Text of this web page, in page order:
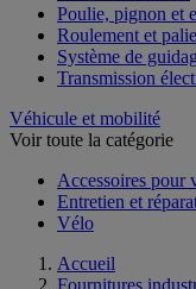
Poulie, pignon et
Roulement et
Système de
Transmission
Véhicule et mobilité
Voir toute la catégorie
Accessoires pour
Entretien et
Vélo
Accueil
Fournitures